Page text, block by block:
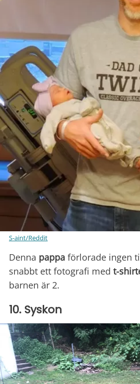
S-aint/Reddit
Denna pappa förlorade ingen
snabbt ett fotografi med t-
barnen är 2.
10. Syskon